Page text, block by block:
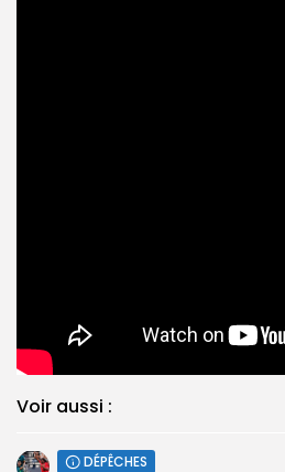
Voir aussi :
DÉPÊCHES